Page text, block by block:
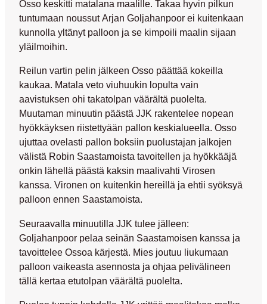
Osso keskitti matalana maalille. Takaa hyvin pilkun
tuntumaan noussutArjan Goljahanpoor ei kuitenkaan
kunnolla yltänyt palloon ja se kimpoili maalin sijaan
yläilmoihin.
Reilun vartin pelin jälkeen Osso päättää kokeilla
kaukaa. Matala veto viuhuukin lopulta vain
aavistuksen ohi takatolpan väärältä puolelta.
Muutaman minuutin päästä JJK rakentelee nopean
hyökkäyksen riistettyään pallon keskialueella. Osso
ujuttaa ovelasti pallon boksiin puolustajan jalkojen
välistä Robin Saastamoista tavoitellen ja hyökkääjä
onkin lähellä päästä kaksin maalivahti Virosen
kanssa. Vironen on kuitenkin hereillä ja ehtii syöksyä
palloon ennen Saastamoista.
Seuraavalla minuutilla JJK tulee jälleen:
Goljahanpoor pelaa seinän Saastamoisen kanssa ja
tavoittelee Ossoa kärjestä. Mies joutuu liukumaan
palloon vaikeasta asennosta ja ohjaa pelivälineen
tällä kertaa etutolpan väärältä puolelta.